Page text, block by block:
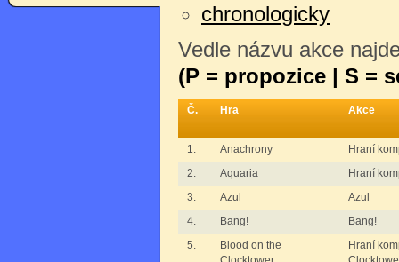
chronologicky
Vedle názvu akce
(P = propozice | S =
Č. Hra Akce
1. Anachrony
Hraní
2.
Aquaria
Hraní
3.
Azul
Azul
4.
Bang!
Bang!
5.
Blood on the
Hraní